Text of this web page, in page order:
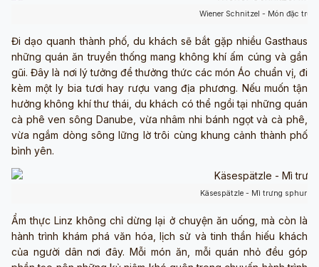
Wiener Schnitzel - Món đặc
Đi dạo quanh thành phố, du khách sẽ bắt gặp nhiều Gasthaus
những quán ăn truyền thống mang không khí ấm cúng và gần
gũi. Đây là nơi lý tưởng để thưởng thức các món Áo chuẩn vị, đi
kèm một ly bia tươi hay rượu vang địa phương. Nếu muốn tận
hưởng không khí thư thái, du khách có thể ngồi tại những quán
cà phê ven sông Danube, vừa nhâm nhi bánh ngọt và cà phê,
vừa ngắm dòng sông lững lờ trôi cùng khung cảnh thành phố
bình yên.
Käsespätzle - Mì trưng sphur
Ẩm thực Linz không chỉ dừng lại ở chuyện ăn uống, mà còn là
hành trình khám phá văn hóa, lịch sử và tinh thần hiếu khách
của người dân nơi đây. Mỗi món ăn, mỗi quán nhỏ đều góp